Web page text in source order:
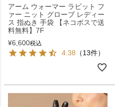
アーム ウォーマー ラビット フ
ァー ニット グローブ レディー
ス 指ぬき 手袋 【ネコポスで送
料無料】7F
¥6,600税込
4.38 （13件）